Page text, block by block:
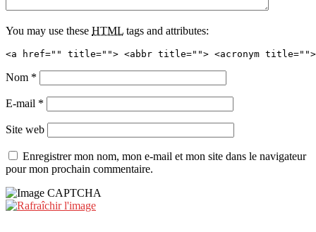
You may use these HTML tags and attributes:
<a href="" title=""> <abbr title=""> <acronym title="">
Nom *
E-mail *
Site web
Enregistrer mon nom, mon e-mail et mon site dans le navigateur
pour mon prochain commentaire.